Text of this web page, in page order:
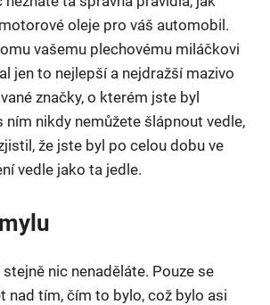
motorové oleje pro váš automobil.
vašemu plechovému miláčkovi
jen to nejlepší a nejdražší mazivo
značky, o kterém jste byl
ním nikdy nemůžete šlápnout vedle,
že jste byl po celou dobu ve
vedle jako ta jedle.
nic nenaděláte. Pouze se
nad tím, čím to bylo, což bylo asi